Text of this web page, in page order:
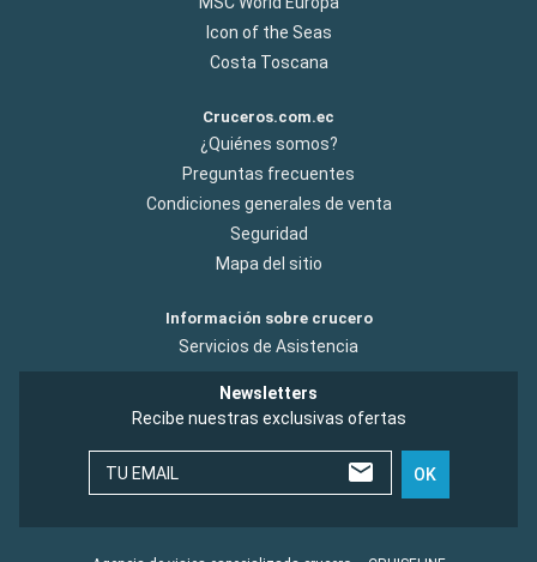
Icon of the Seas
Costa Toscana
Cruceros.com.ec
¿Quiénes somos?
Preguntas frecuentes
Condiciones generales de venta
Seguridad
Mapa del sitio
Información sobre crucero
Servicios de Asistencia
Newsletters
Recibe nuestras exclusivas ofertas
TU EMAIL OK